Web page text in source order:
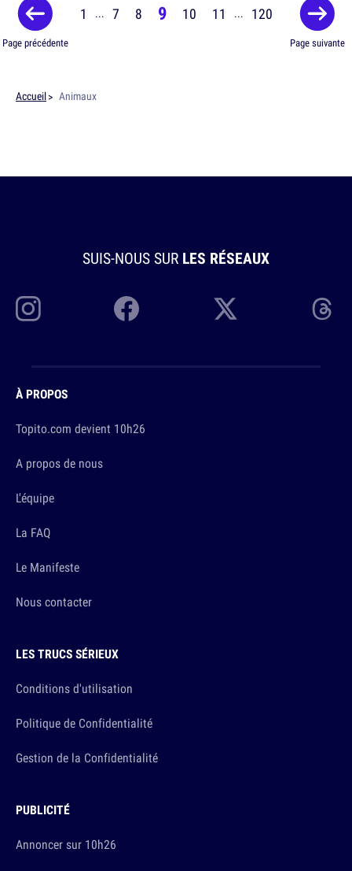
Page précédente
1 ... 7 8 9 10 11 ... 120
Page suivante
Accueil Animaux
SUIS-NOUS SUR LES RÉSEAUX
À PROPOS
Topito.com devient 10h26
A propos de nous
L'équipe
La FAQ
Le Manifeste
Nous contacter
LES TRUCS SÉRIEUX
Conditions d'utilisation
Politique de Confidentialité
Gestion de la Confidentialité
PUBLICITÉ
Annoncer sur 10h26